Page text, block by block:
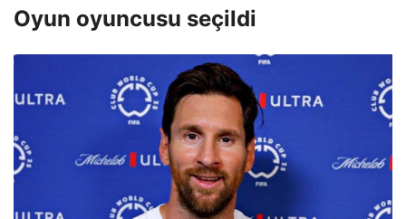
Oyun oyuncusu seçildi